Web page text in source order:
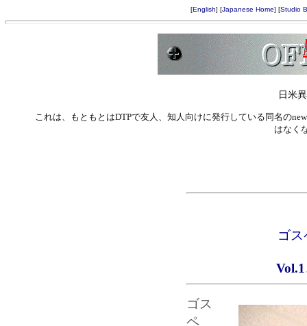
[English] [Japanese Home] [Studio
日米
これは、もともとはDTPで友人、知人向けに発行している同名の
はなく
ゴ
Vol.1
ゴス
ペ